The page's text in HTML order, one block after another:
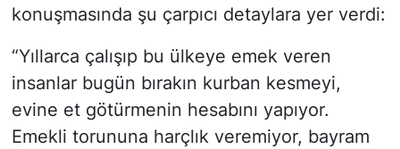
konuşmasında şu çarpıcı detaylara yer verdi:
“Yıllarca çalışıp bu ülkeye emek veren
insanlar bugün bırakın kurban kesmeyi,
evine et götürmenin hesabını yapıyor.
Emekli torununa harçlık veremiyor, bayram